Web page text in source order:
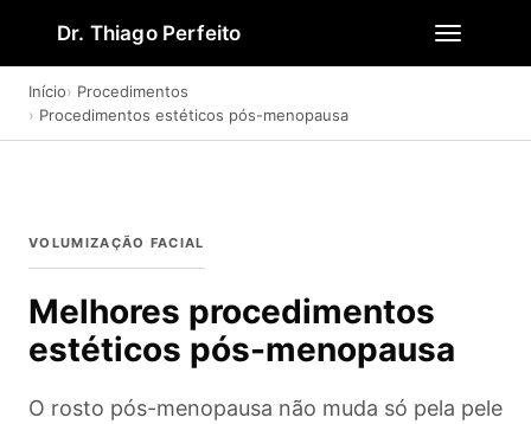
Dr. Thiago Perfeito
Início
Procedimentos
Procedimentos estéticos pós-menopausa
VOLUMIZAÇÃO FACIAL
Melhores procedimentos
estéticos pós-menopausa
O rosto pós-menopausa não muda só pela pele